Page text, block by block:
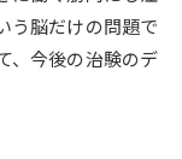
う脳だけの問題で
、今後の治験のデ